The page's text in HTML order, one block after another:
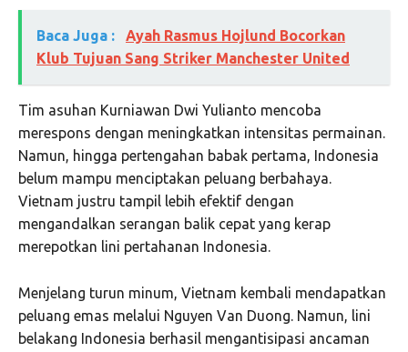
Baca Juga :
Ayah Rasmus Hojlund Bocorkan
Klub Tujuan Sang Striker Manchester United
Tim asuhan Kurniawan Dwi Yulianto mencoba
merespons dengan meningkatkan intensitas permainan.
Namun, hingga pertengahan babak pertama, Indonesia
belum mampu menciptakan peluang berbahaya.
Vietnam justru tampil lebih efektif dengan
mengandalkan serangan balik cepat yang kerap
merepotkan lini pertahanan Indonesia.
Menjelang turun minum, Vietnam kembali mendapatkan
peluang emas melalui Nguyen Van Duong. Namun, lini
belakang Indonesia berhasil mengantisipasi ancaman